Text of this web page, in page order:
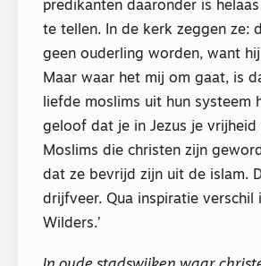
predikanten daaronder is
te tellen. In de kerk zeggen ze:
geen ouderling worden, want
Maar waar het mij om gaat, is
liefde moslims uit hun systeem
geloof dat je in Jezus je vrijheid
Moslims die christen zijn
dat ze bevrijd zijn uit de islam.
drijfveer. Qua inspiratie verschil
Wilders.’